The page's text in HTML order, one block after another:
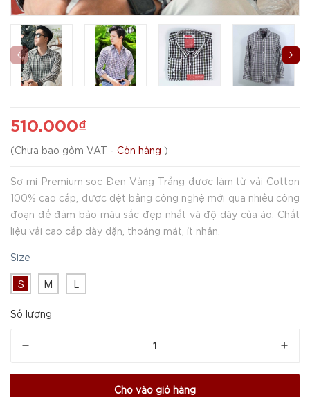
510.000₫
( Chưa bao gồm VAT - Còn hàng )
Sơ mi Premium sọc Đen Vàng Trắng được làm từ vải Cotton
100% cao cấp, được dệt bằng công nghệ mới qua nhiều công
đoạn để đảm bảo màu sắc đẹp nhất và độ dày của áo. Chất
liệu vải cao cấp dày dặn, thoáng mát, ít nhăn.
Size
S M
Số lượng
Cho vào giỏ hàng